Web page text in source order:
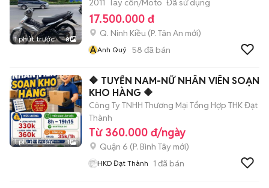
1 phút trước 8
2011 Tay côn/Moto Đã sử dụng
17.500.000 đ
Q. Ninh Kiều (P. Tân An mới)
AAnh Quý 58 đã bán
1 phút trước 1
🔶 TUYỂN NAM-NỮ NHÂN VIÊN SOẠN
KHO HÀNG 🔶
Công Ty TNHH Thương Mại Tổng Hợp THK Đạt
Thành
Từ 360.000 đ/ngày
Quận 6 (P. Bình Tây mới)
HKD Đạt Thành 1 đã bán